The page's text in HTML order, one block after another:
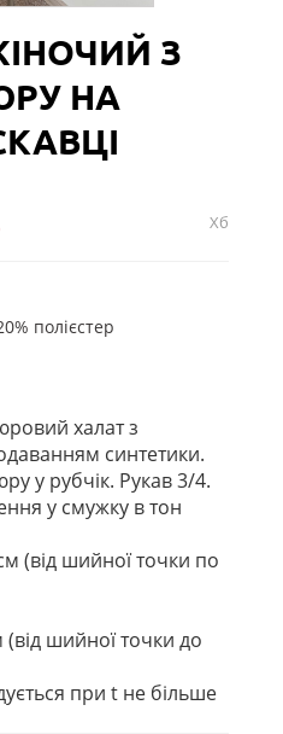
З
НА
Хб
полієстер
халат з
синтетики.
у рубчік. Рукав 3/4.
у смужку в тон
(від шийної точки по
шийної точки до
при t не більше